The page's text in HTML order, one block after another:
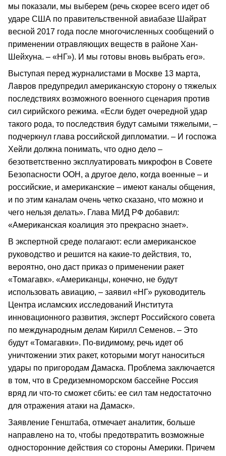
мы показали, мы выберем (речь скорее всего идет об
ударе США по правительственной авиабазе Шайрат
весной 2017 года после многочисленных сообщений о
применении отравляющих веществ в районе Хан-
Шейхуна. – «НГ»). И мы готовы вновь выбрать его».
Выступая перед журналистами в Москве 13 марта,
Лавров предупредил американскую сторону о тяжелых
последствиях возможного военного сценария против
сил сирийского режима. «Если будет очередной удар
такого рода, то последствия будут самыми тяжелыми, –
подчеркнул глава российской дипломатии. – И госпожа
Хейли должна понимать, что одно дело –
безответственно эксплуатировать микрофон в Совете
Безопасности ООН, а другое дело, когда военные – и
российские, и американские – имеют каналы общения,
и по этим каналам очень четко сказано, что можно и
чего нельзя делать». Глава МИД РФ добавил:
«Американская коалиция это прекрасно знает».
В экспертной среде полагают: если американское
руководство и решится на какие-то действия, то,
вероятно, оно даст приказ о применении ракет
«Томагавк». «Американцы, конечно, не будут
использовать авиацию, – заявил «НГ» руководитель
Центра исламских исследований Института
инновационного развития, эксперт Российского совета
по международным делам Кирилл Семенов. – Это
будут «Томагавки». По-видимому, речь идет об
уничтожении этих ракет, которыми могут наноситься
удары по пригородам Дамаска. Проблема заключается
в том, что в Средиземноморском бассейне Россия
вряд ли что-то сможет сбить: ее сил там недостаточно
для отражения атаки на Дамаск».
Заявление Генштаба, отмечает аналитик, больше
направлено на то, чтобы предотвратить возможные
односторонние действия со стороны Америки. Причем